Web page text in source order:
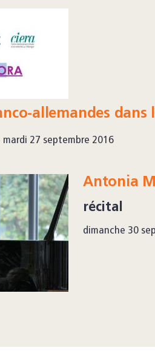
allemandes
27 septembre 2016
Antonia
récital
dimanche 30